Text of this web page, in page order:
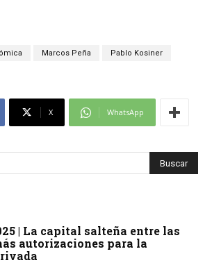
Marcos Peña Pablo Kosiner
X WhatsApp
| La capital salteña entre las
autorizaciones para la